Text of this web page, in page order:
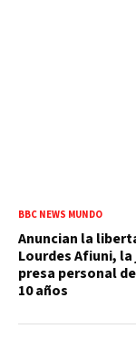
BBC NEWS MUNDO
Anuncian la
Lourdes Afiuni,
presa personal
10 años